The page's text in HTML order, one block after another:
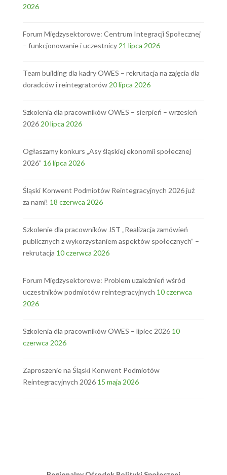
2026
Forum Międzysektorowe: Centrum Integracji Społecznej
– funkcjonowanie i uczestnicy 21 lipca 2026
Team building dla kadry OWES – rekrutacja na zajęcia dla
doradców i reintegratorów 20 lipca 2026
Szkolenia dla pracowników OWES – sierpień – wrzesień
2026 20 lipca 2026
Ogłaszamy konkurs „Asy śląskiej ekonomii społecznej
2026” 16 lipca 2026
Śląski Konwent Podmiotów Reintegracyjnych 2026 już
za nami! 18 czerwca 2026
Szkolenie dla pracowników JST „Realizacja zamówień
publicznych z wykorzystaniem aspektów społecznych” –
rekrutacja 10 czerwca 2026
Forum Międzysektorowe: Problem uzależnień wśród
uczestników podmiotów reintegracyjnych 10 czerwca
2026
Szkolenia dla pracowników OWES – lipiec 2026 10
czerwca 2026
Zaproszenie na Śląski Konwent Podmiotów
Reintegracyjnych 2026 15 maja 2026